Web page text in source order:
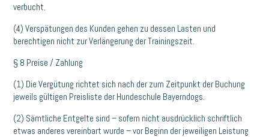
verbucht.
(4) Verspätungen des Kunden gehen zu dessen Lasten und
berechtigen nicht zur Verlängerung der Trainingszeit.
§ 8 Preise / Zahlung
(1) Die Vergütung richtet sich nach der zum Zeitpunkt der Buchung
jeweils gültigen Preisliste der Hundeschule Bayerndogs.
(2) Sämtliche Entgelte sind – sofern nicht ausdrücklich schriftlich
etwas anderes vereinbart wurde – vor Beginn der jeweiligen Leistung